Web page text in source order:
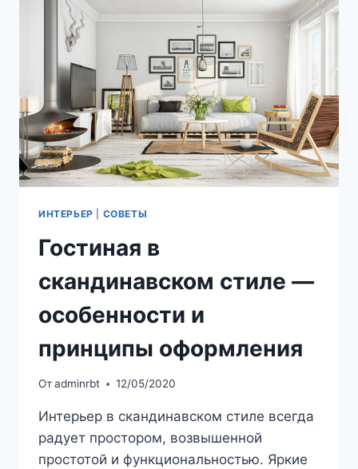
ПОПУЛЯРНЫЕ
КУХОННЫЕ
ВОПРОСЫ
ИНТЕРЬЕР СОВЕТЫ
Гостиная в
скандинавском стиле —
особенности и
принципы оформления
Отadminrbt 12/05/2020
Интерьер в скандинавском стиле всегда
радует простором, возвышенной
простотой и функциональностью. Яркие